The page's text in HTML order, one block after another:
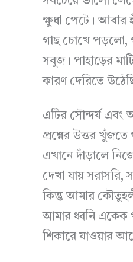
ক্ষুধা পেটে।
গাছ চোখে পড়লো,
সবুজ। পাহাড়ের
কারণ দেরিতে
এটির সৌন্দর্য এবং
প্রশ্নের উত্তর
এখানে দাঁড়ালে
দেখা যায় সরাসরি,
কিন্তু আমার
আমার ধ্বনি একেক
শিকারে যাওয়ার